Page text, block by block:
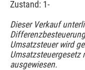
Zustand: 1-
Dieser Verkauf
Umsatzsteuer wird
Umsatzsteuergesetz
ausgewiesen.